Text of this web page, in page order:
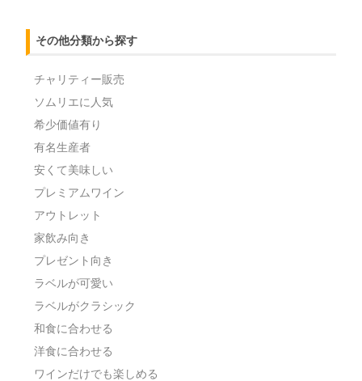
その他分類から探す
チャリティー販売
ソムリエに人気
希少価値有り
有名生産者
安くて美味しい
プレミアムワイン
アウトレット
家飲み向き
プレゼント向き
ラベルが可愛い
ラベルがクラシック
和食に合わせる
洋食に合わせる
ワインだけでも楽しめる